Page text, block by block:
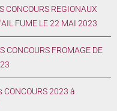
CONCOURS REGIONAUX
FUME LE 22 MAI 2023
CONCOURS FROMAGE DE
CONCOURS 2023 à